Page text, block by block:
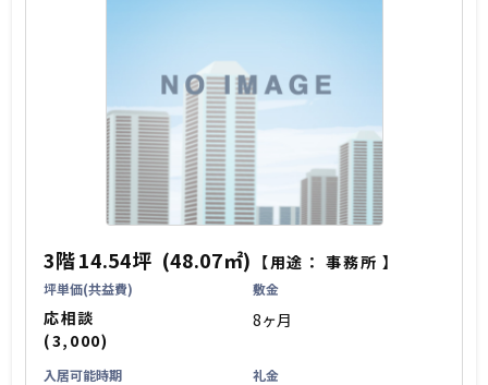
3階14.54坪 (48.07㎡) 【用途：事務所 】
坪単価(共益費)
応相談
(3,000)
敷金
8ヶ月
入居可能時期 礼金